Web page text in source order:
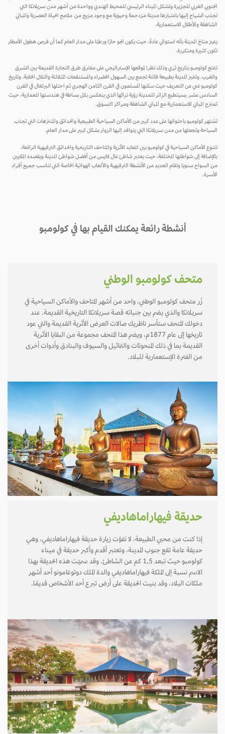
الجنوبي الغربي للجزيرة وتشكل الميناء الرئيسي للمحيط الهندي وواحدة من أشهر مدن سريلانكا التي
تجذب السُياح إليها باعتبارها مدينة مزدحمة وحيوية مع وجود مزيج من ملامح الحياة العصرية والمباني
الشاهقة والأطلال الاستعمارية.
يتميز مناخ المدينة بأنه استوائي عادةً. حيث يكون الجو حارًا ورطبًا على مدار العام كما أن فرص هطول الأمطار
تكون كثيرة ومتكررة.
تتمتع كولومبو بتاريخ ثري وذلك نظرا لموقعها الإستراتيجي على مفترق طرق التجارة القديمة بين الشرق
والغرب. وتتميز المدينة بطبيعة فاتنة تجمع بين السهول الخضراء والمستنقعات المتلالئة والتلال الخلابة. وتاريخ
كولومبو غني عن التعريف حيث سكنها المسلمون في القرن الثامن الهجري ثم احتلها البرتغال في القرن
السادس عشر. يسيتطيع الزائر للمدينة رؤية تراثها الذي ينعكس بكل بساطة في هندستها المعمارية، حيث
تمتزج المباني الاستعمارية مع المباني الشاهقة ومراكز التسوق.
تشتهر كولومبو باحتوائها على عدد كبير من الأماكن السياحية الطبيعية والحدائق والمنتزهات التي تجذب
السياحة وتجعلها من مدن سريلانكا التي يتوافد إليها الزوار بشكل كبير على مدار العام.
تتنوع الأماكن السياحية في كولومبو بين المعابد الأثرية والمتاحف التاريخية والحدائق الترفيهية الرائعة،
بالإضافة إلى شواطئها المختلفة، حيث يعتبر شاطئ غال فايس من أفضل شواطئ المدينة ويقصده الملايين
من السواح سنويا وتقام العديد من الأنشطة الترفيهية والألعاب الهوائية الخاصة التي تناسب جميع أفراد
الأسرة.
أنشطة رائعة يمكنك القيام بها في كولومبو
متحف كولومبو الوطني
زُر متحف كولومبو الوطني، واحد من أشهر المتاحف والأماكن السياحية في
سريلانكا والذي يضم بين جنباته قصة سريلانكا التاريخية القديمة. عند
دخولك المتحف ستأسر ناظريك صالات العرض الأثرية القديمة والتي عود
تاريخها إلى عام 1877م، ويضم هذا المتحف مجموعة من البقايا الأثرية
القديمة بما في ذلك المنحوتات والتماثيل والسيوف والبنادق وأدوات أخرى
من الفترة الإستعمارية للبلاد.
حديقة فيهاراماهاديفي
إذا كنت من محبي الطبيعة، لا تفوّت زيارة حديقة فيهاراماهاديفي، وهي
حديقة عامة تقع جنوب المدينة، وتعتبر أقدم وأكبر حديقة في ميناء
كولومبو حيث تبعد 1,5 كم عن الشاطئ. وقد سميّت هذه الحديقة بهذا
الاسم نسبة إلى الملكة فيهاراماهاديفي والدة الملك دوتوغامونو أحد أشهر
ملكات البلاد، وقد بنيت الحديقة على أرض تبرع أحد الأشخاص قديمًا.